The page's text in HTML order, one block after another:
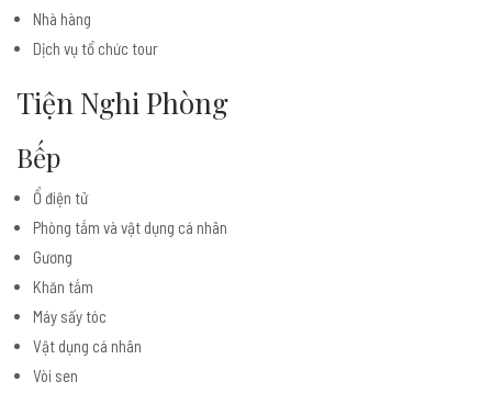
Nhà hàng
Dịch vụ tổ chức tour
Tiện Nghi Phòng
Bếp
Ổ điện tử
Phòng tắm và vật dụng cá nhân
Gương
Khăn tắm
Máy sấy tóc
Vật dụng cá nhân
Vòi sen